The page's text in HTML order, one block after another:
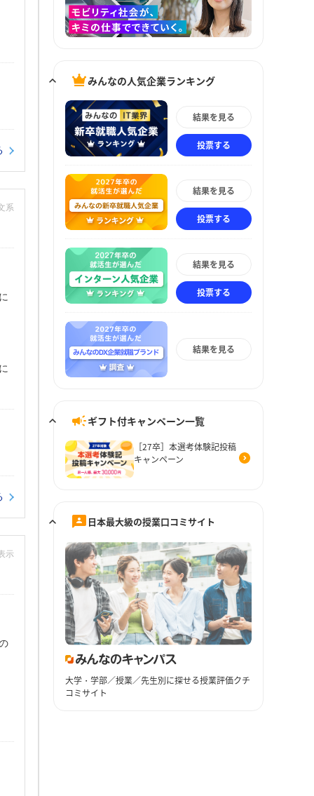
系
示
みんなの人気企業ランキング
結果を見る
投票する
結果を見る
投票する
結果を見る
投票する
結果を見る
ギフト付キャンペーン一覧
［27卒］本選考体験記投稿
キャンペーン
日本最大級の授業口コミサイト
大学・学部／授業／先生別に探せる授業評価クチ
コミサイト